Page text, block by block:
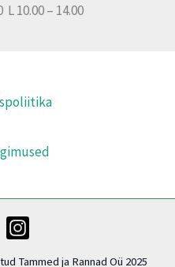
L 10.00 – 14.00
Tammed ja Rannad Oü 2025